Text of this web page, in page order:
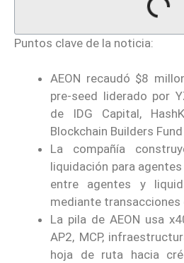
Puntos clave de la noticia:
AEON recaudó $8
pre-seed liderado por
de IDG Capital,
Blockchain Builders
La compañía
liquidación para
entre agentes y
mediante transacciones
La pila de AEON usa
AP2, MCP,
hoja de ruta hacia